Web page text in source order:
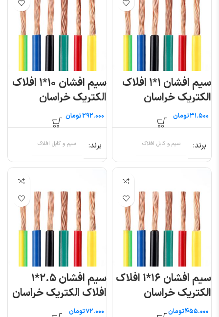
سیم افشان ۱*۱ افلاک
الکتریک خراسان
(متری)
تومان
برند سیم و کابل افلاک
سیم افشان ۱۰*۱ افلاک
الکتریک خراسان
(متری)تومان
برند سیم و کابل افلاک
سیم افشان ۱۶*۱ افلاک
الکتریک خراسان
تومان
سیم افشان ۲.۵*۱
افلاک الکتریک خراسان
(متری)
تومان